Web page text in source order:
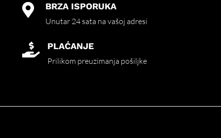
 BRZA ISPORUKA
Unutar 24 sata na vašoj adresi
 PLAĆANJE
Prilikom preuzimanja pošiljke